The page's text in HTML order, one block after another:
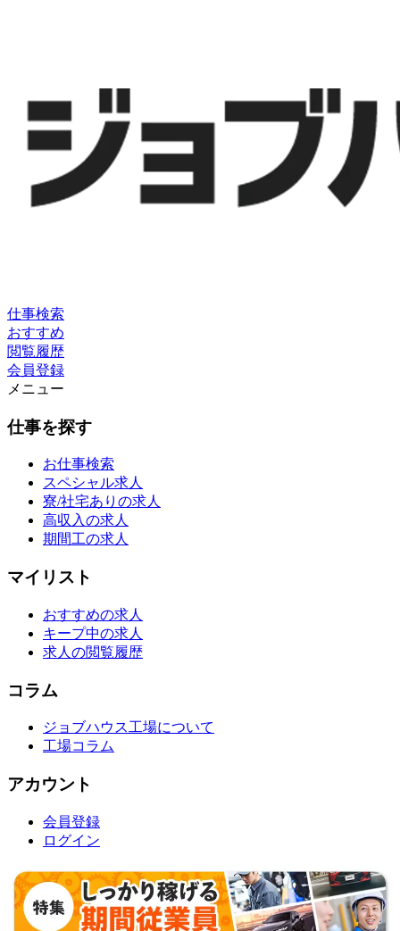
仕事検索
おすすめ
閲覧履歴
会員登録
メニュー
仕事を探す
お仕事検索
スペシャル求人
寮/社宅ありの求人
高収入の求人
期間工の求人
マイリスト
おすすめの求人
キープ中の求人
求人の閲覧履歴
コラム
ジョブハウス工場について
工場コラム
アカウント
会員登録
ログイン